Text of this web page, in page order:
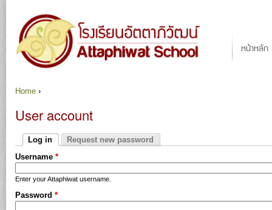
หน้าหลัก
You are here
Home ›
User account
Primary tabs
Log in
Request new password
Username *
Enter your Attaphiwat username.
Password *